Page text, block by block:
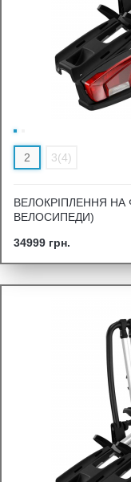
2 3(4)
ВЕЛОКРІПЛЕННЯ НА
ВЕЛОСИПЕДИ)
34999 грн.